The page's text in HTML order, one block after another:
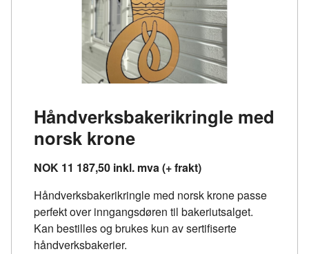
Håndverksbakerikringle med
norsk krone
NOK 11 187,50 inkl. mva (+ frakt)
Håndverksbakerikringle med norsk krone passe
perfekt over inngangsdøren til bakeriutsalget.
Kan bestilles og brukes kun av sertifiserte
håndverksbakerier.